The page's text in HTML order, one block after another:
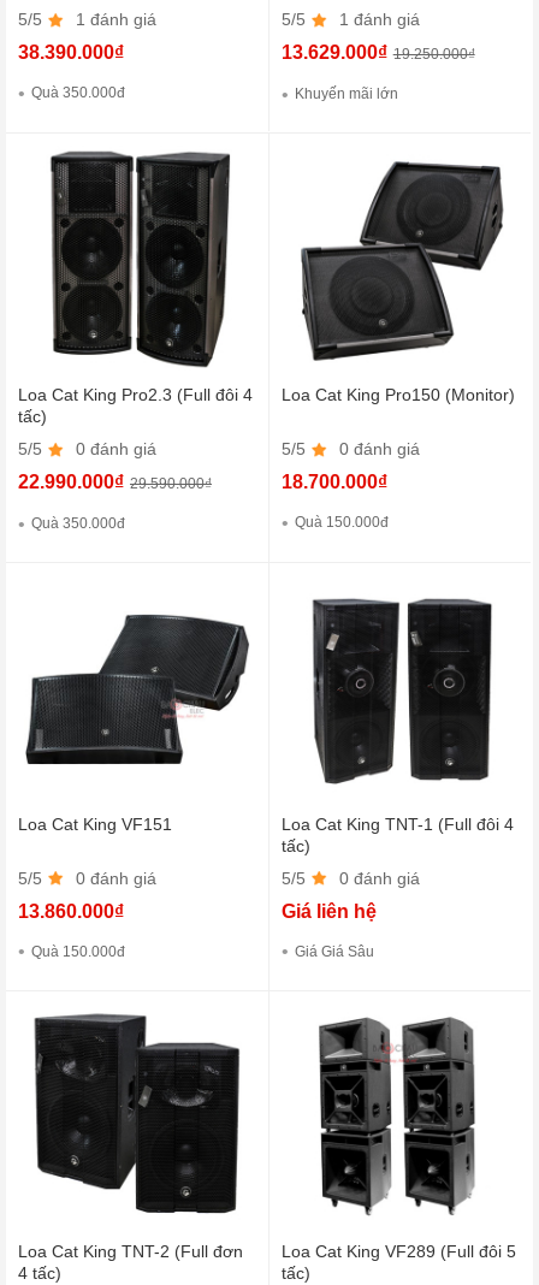
5/5
1 đánh giá
38.390.000₫
Quà 350.000đ
5/5
1 đánh giá
13.629.000₫ 19.250.000₫
Khuyến mãi lớn
Loa Cat King Pro2.3 (Full đôi 4
tấc)
5/5
0 đánh giá
22.990.000₫ 29.590.000₫
Quà 350.000đ
Loa Cat King Pro150 (Monitor)
5/5 0 đánh giá
18.700.000₫
Quà 150.000đ
Loa Cat King VF151
5/5 0 đánh giá
13.860.000₫
Quà 150.000đ
Loa Cat King TNT-1 (Full đôi 4
tấc)
5/5
0 đánh giá
Giá liên hệ
Giá Giá Sâu
Loa Cat King TNT-2 (Full đơn
4 tấc)
Loa Cat King VF289 (Full đôi 5
tấc)